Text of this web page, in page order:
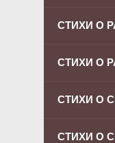
СТИХИ О
СТИХИ О
СТИХИ О
СТИХИ О